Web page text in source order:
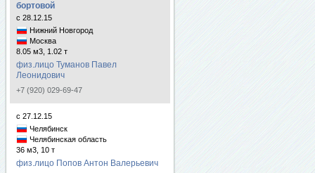
бортовой
с 28.12.15
Нижний Новгород
Москва
8.05 м3, 1.02 т
физ.лицо Туманов Павел
Леонидович
+7 (920) 029-69-47
с 27.12.15
Челябинск
Челябинская область
36 м3, 10 т
физ.лицо Попов Антон Валерьевич